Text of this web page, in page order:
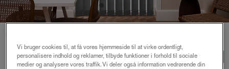
Randi lamelgardin 127mm
Vi bruger cookies til, at få vores hjemmeside til at virke ordentligt,
personalisere indhold og reklamer, tilbyde funktioner i forhold til sociale
medier og analysere vores traffik. Vi deler også information vedrørende din